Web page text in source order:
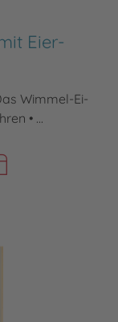
Eier-
Wimmel-Ei-
• ...